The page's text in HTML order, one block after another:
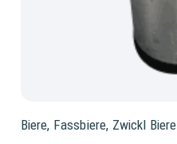
Biere, Fassbiere, Zwickl Biere